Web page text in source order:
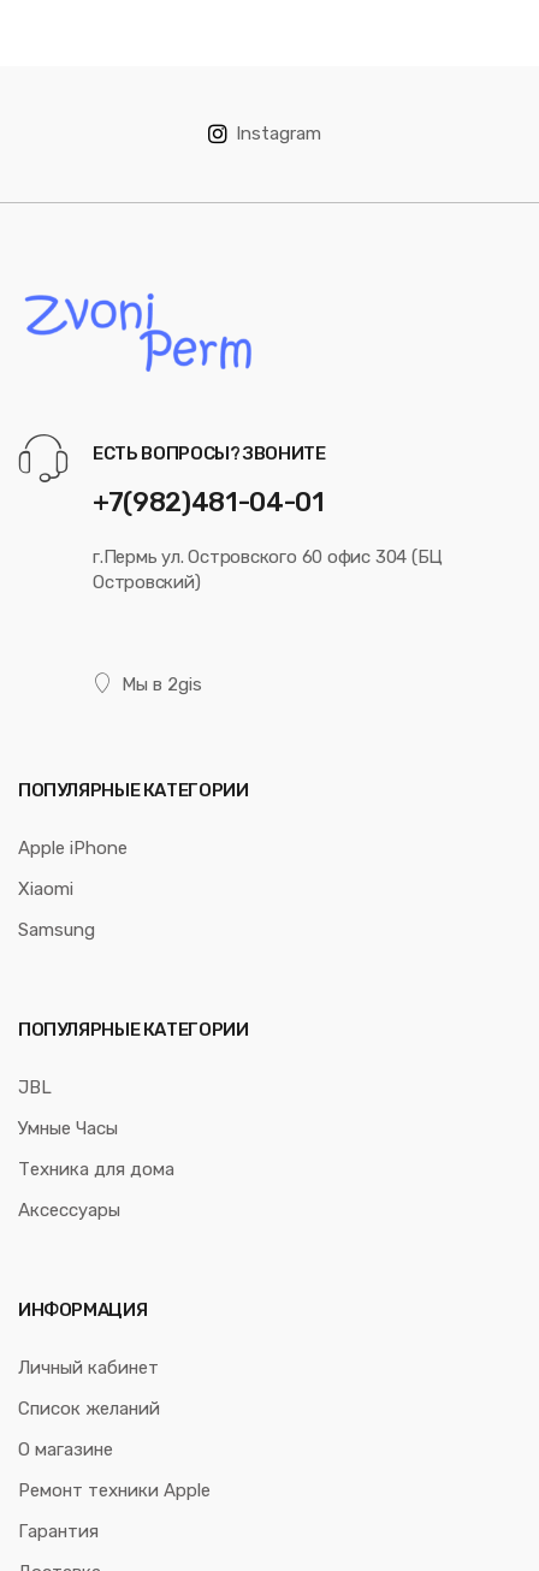
Instagram
ЕСТЬ ВОПРОСЫ? ЗВОНИТЕ
+7(982)481-04-01
г.Пермь ул. Островского 60 офис 304 (БЦ
Островский)
Мы в 2gis
ПОПУЛЯРНЫЕ КАТЕГОРИИ
Apple iPhone
Xiaomi
Samsung
ПОПУЛЯРНЫЕ КАТЕГОРИИ
JBL
Умные Часы
Техника для дома
Аксессуары
ИНФОРМАЦИЯ
Личный кабинет
Список желаний
О магазине
Ремонт техники Apple
Гарантия